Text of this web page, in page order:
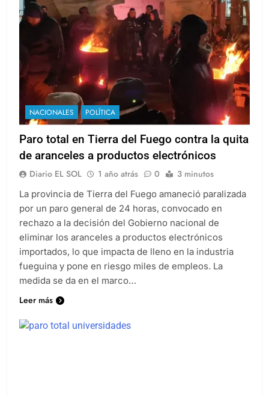
NACIONALES POLÍTICA
Paro total en Tierra del Fuego contra la quita
de aranceles a productos electrónicos
Diario EL SOL 1 año atrás 0 3 minutos
La provincia de Tierra del Fuego amaneció paralizada
por un paro general de 24 horas, convocado en
rechazo a la decisión del Gobierno nacional de
eliminar los aranceles a productos electrónicos
importados, lo que impacta de lleno en la industria
fueguina y pone en riesgo miles de empleos. La
medida se da en el marco…
Leer más